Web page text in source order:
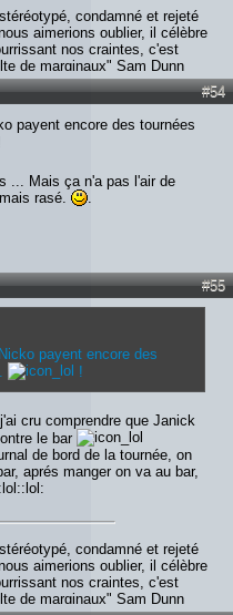
condamné et rejeté
aimerions oublier, il célèbre
nos craintes, c'est
de marginaux" Sam Dunn
#54
payent encore des tournées
... Mais ça n'a pas l'air de
rasé.
#55
payent encore des
!
cru comprendre que Janick
le bar
de bord de la tournée, on
aprés manger on va au bar,
condamné et rejeté
aimerions oublier, il célèbre
nos craintes, c'est
de marginaux" Sam Dunn